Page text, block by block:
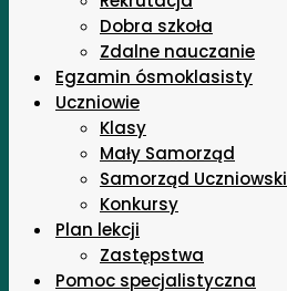
Dobra szkoła
Zdalne nauczanie
Egzamin ósmoklasisty
Uczniowie
Klasy
Mały Samorząd
Samorząd Uczniowski
Konkursy
Plan lekcji
Zastępstwa
Pomoc specjalistyczna